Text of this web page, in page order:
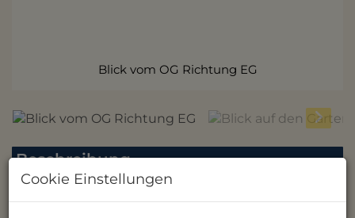
Blick vom OG Richtung EG
Beschreibung
++ Top Wohnung - WIE EIN EIGENES HAUS +
Nähe Schloss Hetzendorf + Toplage + Eigener
Cookie Einstellungen